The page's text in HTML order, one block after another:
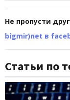
Не пропусти
bigmir)net в
Статьи по